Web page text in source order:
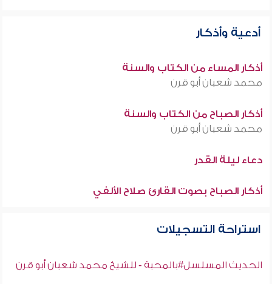
أدعية وأذكار
أذكار المساء من الكتاب والسنة
محمد شعبان أبو قرن
أذكار الصباح من الكتاب والسنة
محمد شعبان أبو قرن
دعاء ليلة القدر
أذكار الصباح بصوت القارئ صلاح الألفي
استراحة التسجيلات
الحديث المسلسل#بالمحبة - للشيخ محمد شعبان أبو قرن